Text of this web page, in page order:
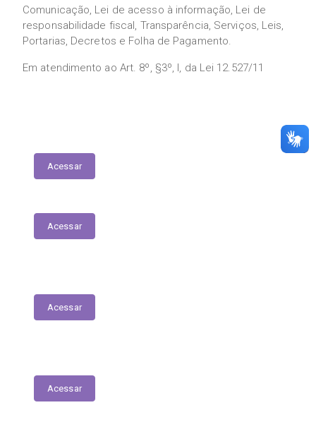
Comunicação, Lei de acesso à informação, Lei de
responsabilidade fiscal, Transparência, Serviços, Leis,
Portarias, Decretos e Folha de Pagamento.
Em atendimento ao Art. 8º, §3º, I, da Lei 12.527/11
Acessar
Acessar
Acessar
Acessar